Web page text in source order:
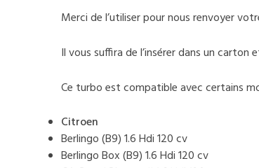
Merci de l’utiliser pour nous renvoyer
Il vous suffira de l’insérer dans un carton
Ce turbo est compatible avec certains
Citroen
Berlingo (B9) 1.6 Hdi 120 cv
Berlingo Box (B9) 1.6 Hdi 120 cv